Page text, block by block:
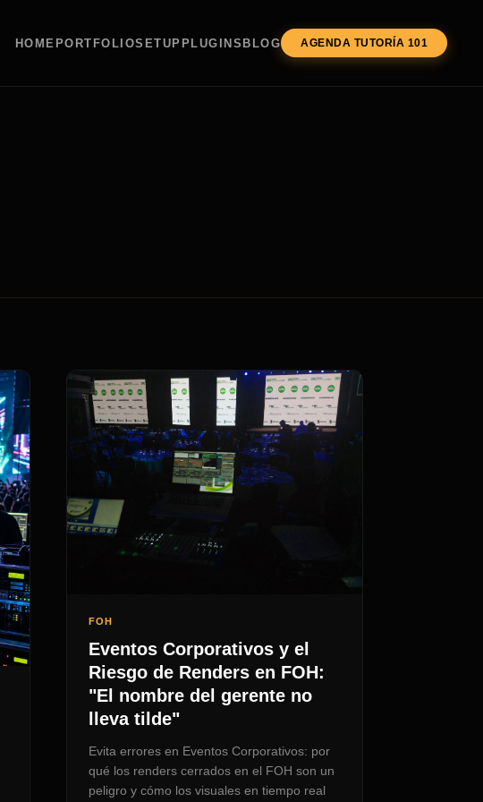
HOME PORTFOLIOSETUP PLUGINS BLOG AGENDA TUTORÍA 101
FOH
Eventos Corporativos y el
Riesgo de Renders en FOH:
"El nombre del gerente no
lleva tilde"
Evita errores en Eventos Corporativos: por
qué los renders cerrados en el FOH son un
peligro y cómo los visuales en tiempo real